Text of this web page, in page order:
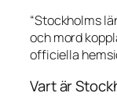
“Stockholms
och mord
officiella
Vart är